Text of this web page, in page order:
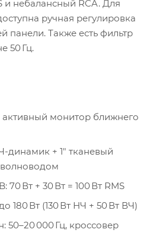
и небалансный RCA. Для
ручная регулировка
панели. Также есть фильтр
50 Гц.
монитор ближнего
динамик + 1″ тканевый
волноводом
70 Вт + 30 Вт = 100 Вт RMS
180 Вт (130 Вт НЧ + 50 Вт ВЧ)
50–20 000 Гц, кроссовер